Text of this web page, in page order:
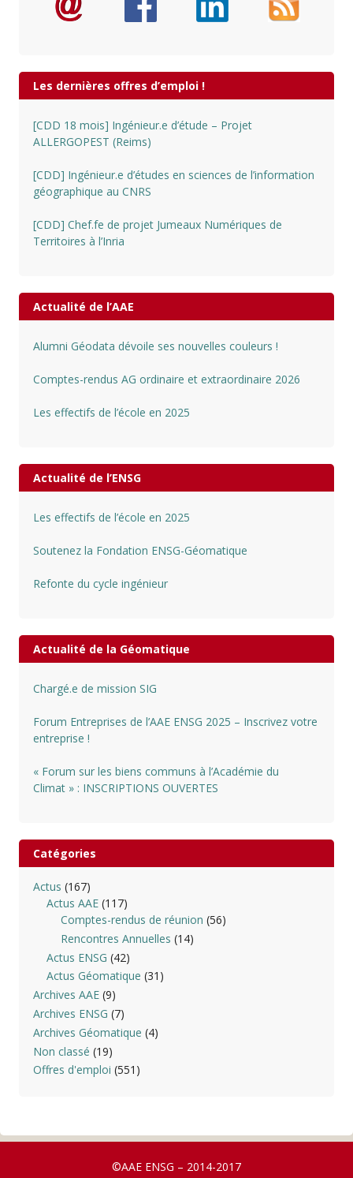
Les dernières offres d’emploi !
[CDD 18 mois] Ingénieur.e d’étude – Projet
ALLERGOPEST (Reims)
[CDD] Ingénieur.e d’études en sciences de l’information
géographique au CNRS
[CDD] Chef.fe de projet Jumeaux Numériques de
Territoires à l’Inria
Actualité de l’AAE
Alumni Géodata dévoile ses nouvelles couleurs !
Comptes-rendus AG ordinaire et extraordinaire 2026
Les effectifs de l’école en 2025
Actualité de l’ENSG
Les effectifs de l’école en 2025
Soutenez la Fondation ENSG-Géomatique
Refonte du cycle ingénieur
Actualité de la Géomatique
Chargé.e de mission SIG
Forum Entreprises de l’AAE ENSG 2025 – Inscrivez votre
entreprise !
« Forum sur les biens communs à l’Académie du
Climat » : INSCRIPTIONS OUVERTES
Catégories
Actus (167)
Actus AAE (117)
Comptes-rendus de réunion (56)
Rencontres Annuelles (14)
Actus ENSG (42)
Actus Géomatique (31)
Archives AAE(9)
Archives ENSG (7)
Archives Géomatique (4)
Non classé (19)
Offres d'emploi (551)
©AAE ENSG – 2014-2017